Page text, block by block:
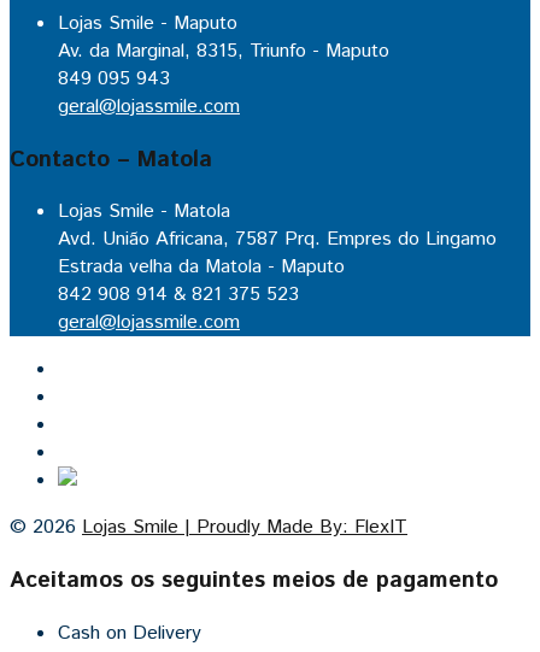
Lojas Smile - Maputo
Av. da Marginal, 8315, Triunfo - Maputo
849 095 943
geral@lojassmile.com
Contacto – Matola
Lojas Smile - Matola
Avd. União Africana, 7587 Prq. Empres do Lingamo
Estrada velha da Matola - Maputo
842 908 914 & 821 375 523
geral@lojassmile.com
© 2026 Lojas Smile | Proudly Made By: FlexIT
Aceitamos os seguintes meios de pagamento
Cash on Delivery